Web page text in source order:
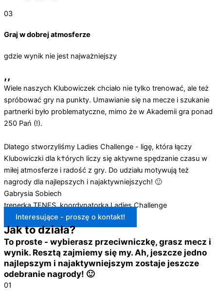
03
Graj w dobrej atmosferze
gdzie wynik nie jest najważniejszy
,,
Wiele naszych Klubowiczek chciało nie tylko trenować, ale też
spróbować gry na punkty. Umawianie się na mecze i szukanie
partnerki było problematyczne, mimo że w Akademii gra ponad
250 Pań (!).
Dlatego stworzyliśmy Ladies Challenge - ligę, która łączy
Klubowiczki dla k†órych liczy się aktywne spędzanie czasu w
miłej atmosferze i radość z gry. Do udziału motywują też
nagrody dla najlepszych i najaktywniejszych! 🙂
Gabrysia Sobiech
trenerka TENES, koordynatorka Ladies Challenge
Interesujące - proszę o kontakt!
Jak to działa?
To proste - wybierasz przeciwniczkę, grasz mecz i
wynik. Resztą zajmiemy się my. Ah, jeszcze jedno
najlepszym i najaktywniejszym zostaje jeszcze
odebranie nagrody! 🙂
01